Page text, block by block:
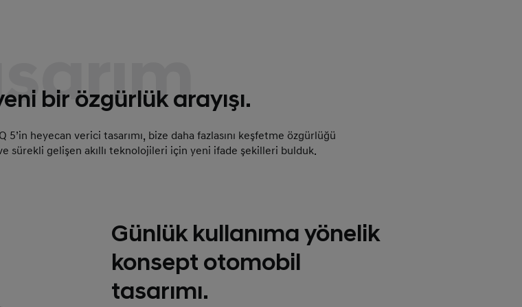
bir özgürlük arayışı.
heyecan verici tasarımı, bize daha fazlasını keşfetme özgürlüğü
sürekli gelişen akıllı teknolojileri için yeni ifade şekilleri bulduk.
Günlük kullanıma yönelik
konsept otomobil
tasarımı.